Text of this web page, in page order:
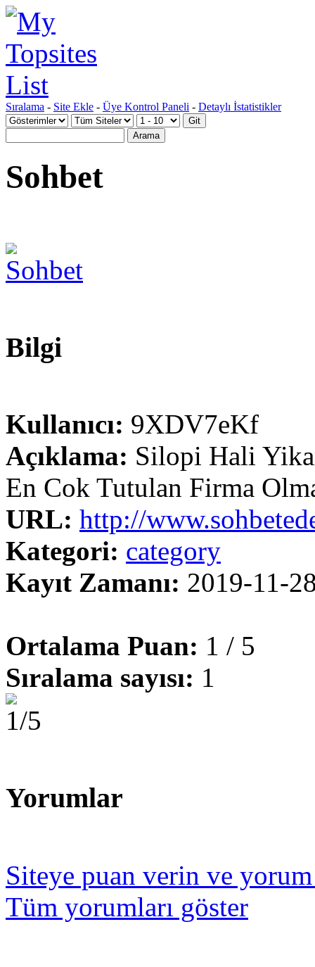
Sıralama - Site Ekle - Üye Kontrol Paneli - Detaylı İstatistikler
Sohbet
Bilgi
Kullanıcı: 9XDV7eKf
Açıklama: Silopi Hali
En Cok Tutulan Firma
URL: http://
Kategori: category
Kayıt Zamanı: 2019-11-
Ortalama Puan: 1 / 5
Sıralama sayısı: 1
Yorumlar
Siteye puan verin ve yorum
Tüm yorumları göster